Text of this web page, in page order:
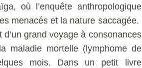
où l’enquête anthropologique
menacés et la nature saccagée.
grand voyage à consonances
maladie mortelle (lymphome de
mois. Dans un petit livre